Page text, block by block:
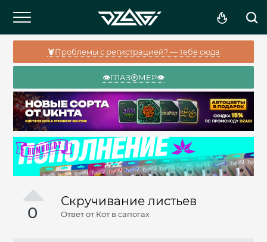
🦞Проблемы с регистрацией? — тебе сюда
👁️ГЛАЗ⦿МЕР👁️
0
Скручивание листьев
Ответ от Кот в сапогах